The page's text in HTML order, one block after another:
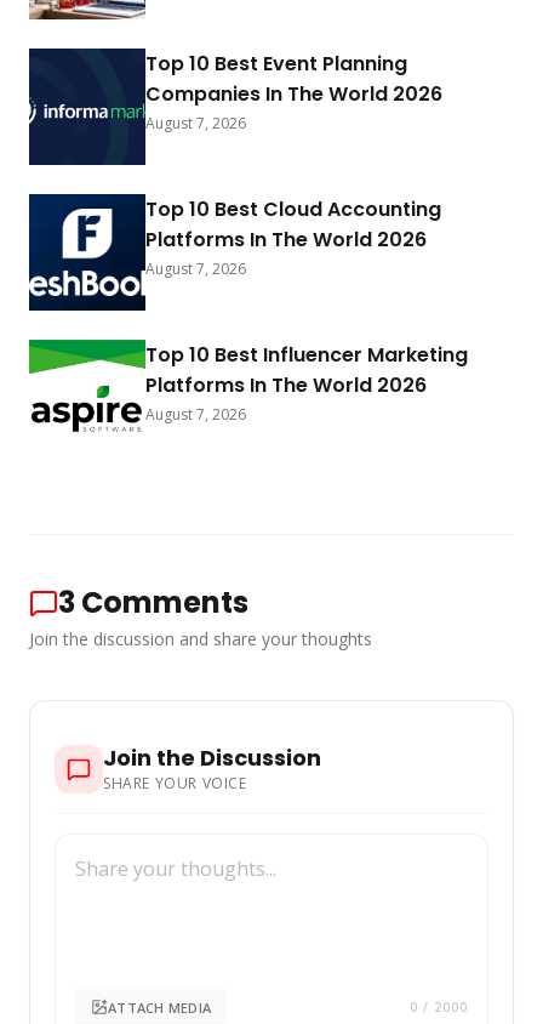
Top 10 Best Event Planning
Companies In The World 2026
August 7, 2026
Top 10 Best Cloud Accounting
Platforms In The World 2026
August 7, 2026
Top 10 Best Influencer Marketing
Platforms In The World 2026
August 7, 2026
3Comments
Join the discussion and share your thoughts
Join the Discussion
SHARE YOUR VOICE
ATTACH MEDIA 0 / 2000